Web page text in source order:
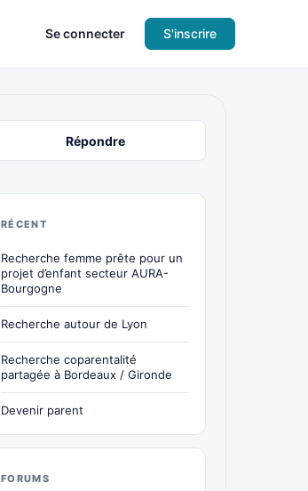
Se connecter S'inscrire
Répondre
RÉCENT
Recherche femme prête pour un
projet d’enfant secteur AURA-
Bourgogne
Recherche autour de Lyon
Recherche coparentalité
partagée à Bordeaux / Gironde
Devenir parent
FORUMS